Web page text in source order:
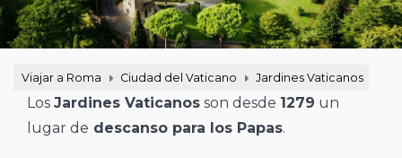
Viajar a Roma Ciudad del Vaticano Jardines Vaticanos
Los Jardines Vaticanos son desde 1279 un
lugar de descanso para los Papas.